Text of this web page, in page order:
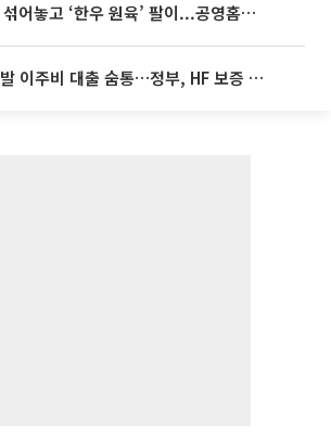
놓고 ‘한우 원육’ 팔이...공영홈쇼핑 표기·검증 구멍
재건축·재개발 이주비 대출 숨통…정부, HF 보증 신설 추진